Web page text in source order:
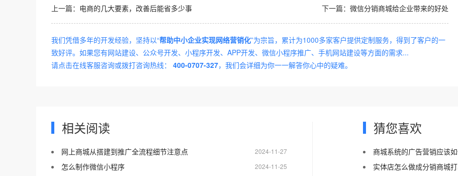
上一篇： 电商的几大要素，改善后能省多少事 下一篇： 微信分销商城给企业带来的好处
我们凭借多年的开发经验，坚持以“帮助中小企业实现网络营销化”为宗旨，累计为1000多家客户提供定制服务，得到了客户的一
致好评。如果您有网站建设、公众号开发、小程序开发、APP开发、微信小程序推广、手机网站建设等方面的需求...
请点击在线客服咨询或拨打咨询热线：
400-0707-327，我们会详细为你一一解答你心中的疑难。
相关阅读
2024-11-27
网上商城从搭建到推广全流程细节注意点
2024-11-25
怎么制作微信小程序
猜您喜欢
商城系统的广告营销应该
实体店怎么做成分销商城